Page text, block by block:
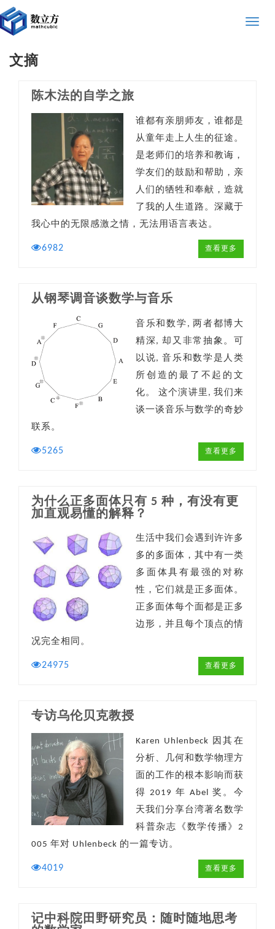
Toggle
文摘
陈木法的自学之旅
谁都有亲朋师友，谁都是
从童年走上人生的征途。
是老师们的培养和教诲，
学友们的鼓励和帮助，亲
人们的牺牲和奉献，造就
了我的人生道路。深藏于
我心中的无限感激之情，无法用语言表达。
6982 查看更多
从钢琴调音谈数学与音乐
音乐和数学, 两者都博大
精深, 却又非常抽象。可
以说, 音乐和数学是人类
所创造的最了不起的文
化。 这个演讲里, 我们来
谈一谈音乐与数学的奇妙
联系。
5265 查看更多
为什么正多面体只有 5 种，有没有更
加直观易懂的解释？
生活中我们会遇到许许多
多的多面体，其中有一类
多面体具有最强的对称
性，它们就是正多面体。
正多面体每个面都是正多
边形，并且每个顶点的情
况完全相同。
24975 查看更多
专访乌伦贝克教授
Karen Uhlenbeck 因其在
分析、几何和数学物理方
面的工作的根本影响而获
得 2019 年 Abel 奖。今
天我们分享台湾著名数学
科普杂志《数学传播》2
005 年对 Uhlenbeck 的一篇专访。
4019 查看更多
记中科院田野研究员：随时随地思考